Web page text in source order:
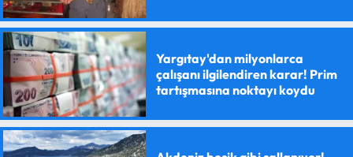
Yargıtay'dan milyonlarca
çalışanı ilgilendiren karar! Prim
tartışmasına noktayı koydu